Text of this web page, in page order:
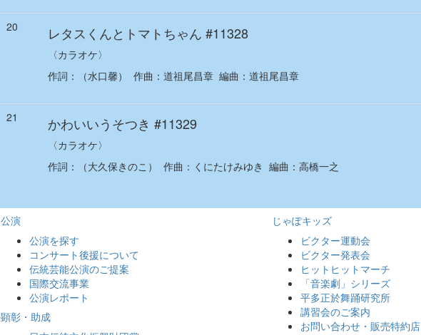
20 レタスくんとトマトちゃん #11328
〈カラオケ〉
作詞：
（水口馨） 作曲： 道祖尾昌章 編曲： 道祖尾昌章
21 かわいいうそつき #11329
〈カラオケ〉
作詞：
（大久保きのこ） 作曲： くにたけみゆき 編曲： 高橋一之
公演
公演を探す
コンサート後援について
伝統芸能公演のご提案
国際交流事業
公演レポート
顕彰・助成
じゃぽキッズ
ビクター運動会
ビクター発表会
ヒットヒットマーチ
「音楽劇」シリーズ
平多正於舞踊研究所
講習会のご案内
お問い合わせ・販売特約店